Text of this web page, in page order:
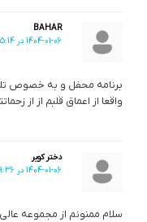
BAHAR
1404-01-06 در 15:14
برنامه محفل و به خصوص
واقعا از اعماق قلبم از از
دختر کویر
1404-01-06 در 09:36
سلام ممنونم از مجموعه